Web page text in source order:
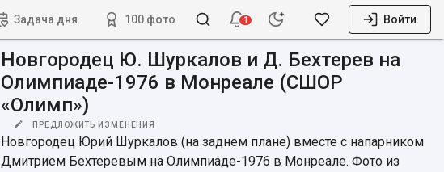
Задача дня 100 фото 1 Войти
Новгородец Ю. Шуркалов и Д. Бехтерев на
Олимпиаде-1976 в Монреале (СШОР
«Олимп»)
ПРЕДЛОЖИТЬ ИЗМЕНЕНИЯ
Новгородец Юрий Шуркалов (на заднем плане) вместе с напарником
Дмитрием Бехтеревым на Олимпиаде-1976 в Монреале. Фото из